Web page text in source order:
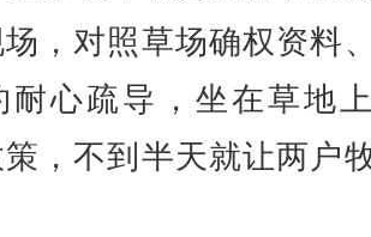
，对照草场确权资料
耐心疏导，坐在草地
，不到半天就让两户